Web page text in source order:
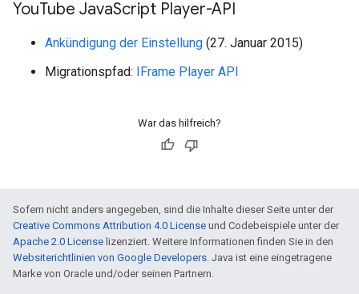
YouTube JavaScript Player-API
Ankündigung der Einstellung (27. Januar 2015)
Migrationspfad: IFrame Player API
War das hilfreich?
Sofern nicht anders angegeben, sind die Inhalte dieser Seite unter der
Creative Commons Attribution 4.0 License und Codebeispiele unter der
Apache 2.0 License lizenziert. Weitere Informationen finden Sie in den
Websiterichtlinien von Google Developers. Java ist eine eingetragene
Marke von Oracle und/oder seinen Partnern.